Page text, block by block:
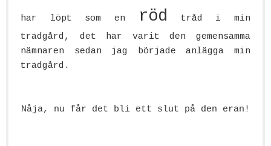
har löpt som en röd
tråd i min
trädgård, det har varit den gemensamma
nämnaren sedan jag började anlägga min
trädgård.
Nåja, nu får det bli ett slut på den eran!